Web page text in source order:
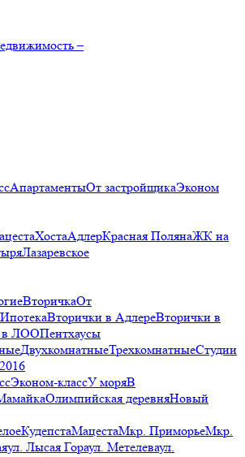
–
АпартаментыОт застройщикаЭконом
ХостаАдлерКрасная ПолянаЖК на
Лазаревское
ВторичкаОт
ИпотекаВторички в АдлереВторички в
в ЛООПентхаусы
ДвухкомнатныеТрехкомнатныеСтудии
Эконом-классУ моряВ
Олимпийская деревняНовый
КудепстаМацестаМкр. ПриморьеМкр.
ул. Лысая Гораул. Метелеваул.